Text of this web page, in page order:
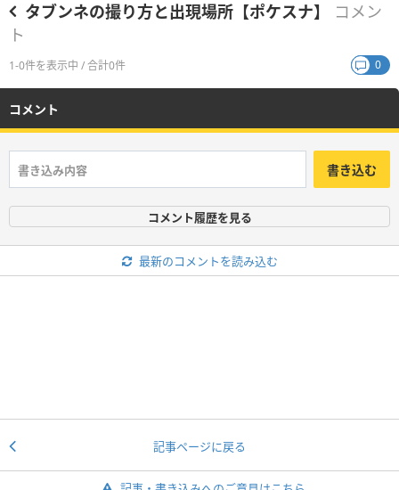
タブンネの撮り方と出現場所【ポケスナ】
コメン
ト
1-0件を表示中 / 合計0件 0
コメント
書き込む
コメント履歴を見る
最新のコメントを読み込む
記事ページに戻る